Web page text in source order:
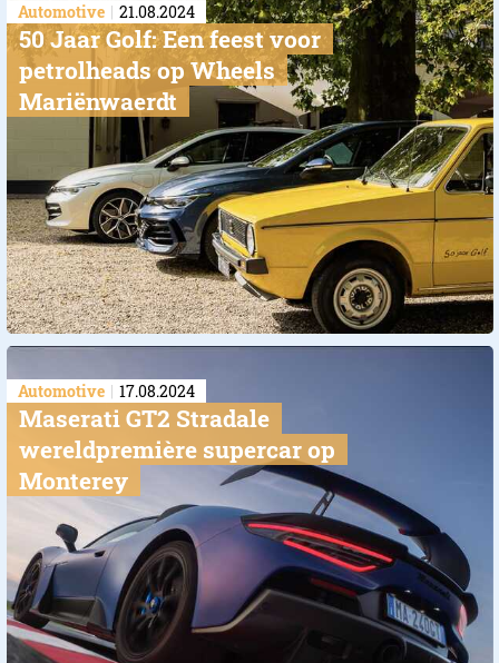
Automotive 21.08.2024
50 Jaar Golf: Een feest voor
petrolheads op Wheels
Mariënwaerdt
Automotive 17.08.2024
Maserati GT2 Stradale
wereldpremière supercar op
Monterey